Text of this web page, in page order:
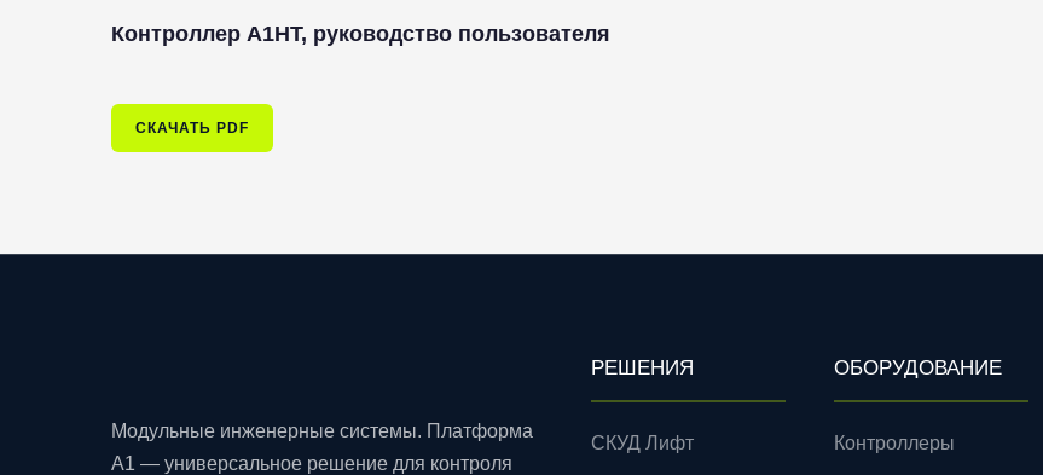
Контроллер A1HT, руководство пользователя
СКАЧАТЬ PDF
Модульные инженерные системы. Платформа
A1 — универсальное решение для контроля
РЕШЕНИЯ
СКУД Лифт
ОБОРУДОВАНИЕ
Контроллеры